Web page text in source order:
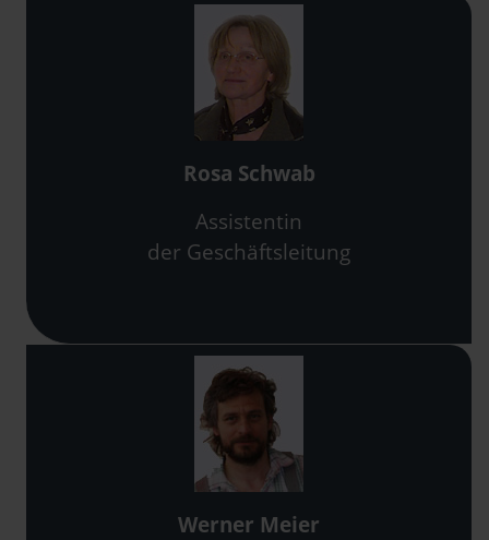
Rosa Schwab
Assistentin
der Geschäftsleitung
Werner Meier